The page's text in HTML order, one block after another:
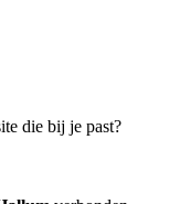
die bij je past?